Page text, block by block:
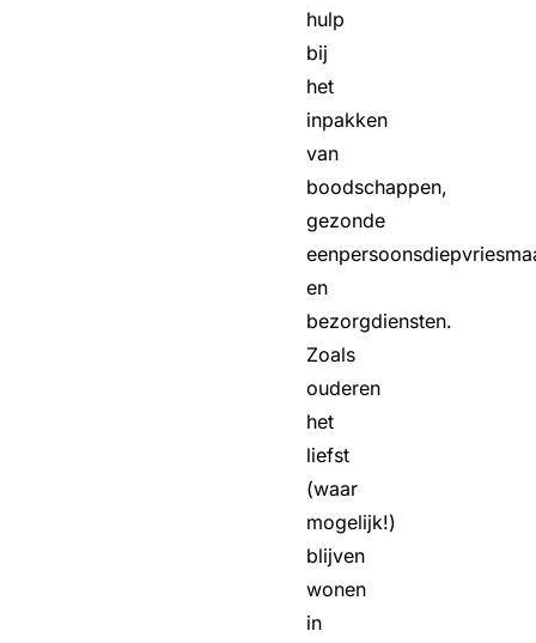
hulp
bij
het
inpakken
van
boodschappen,
gezonde
en
bezorgdiensten.
Zoals
ouderen
het
liefst
(waar
mogelijk!)
blijven
wonen
in